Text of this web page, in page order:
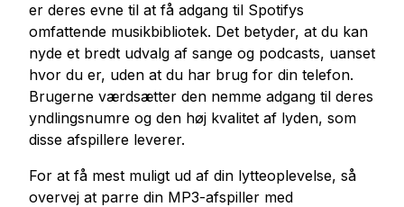
er deres evne til at få adgang til Spotifys
omfattende musikbibliotek. Det betyder, at du kan
nyde et bredt udvalg af sange og podcasts, uanset
hvor du er, uden at du har brug for din telefon.
Brugerne værdsætter den nemme adgang til deres
yndlingsnumre og den høj kvalitet af lyden, som
disse afspillere leverer.
For at få mest muligt ud af din lytteoplevelse, så
overvej at parre din MP3-afspiller med